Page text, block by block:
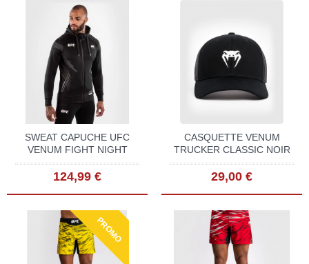
SWEAT CAPUCHE UFC
VENUM FIGHT NIGHT
124,99 €
CASQUETTE VENUM
TRUCKER CLASSIC NOIR
29,00 €
PROMO